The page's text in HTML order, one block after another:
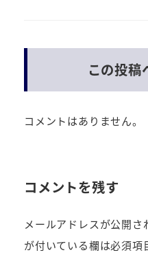
この投稿
コメントはありません。
コメントを残す
メールアドレスが公開さ
が付いている欄は必須項